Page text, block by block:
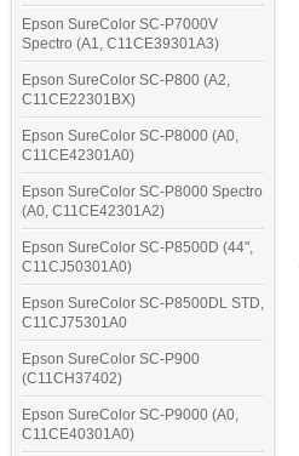
Epson SureColor SC-P7000V
Spectro (A1, C11CE39301A3)
Epson SureColor SC-P800 (A2,
C11CE22301BX)
Epson SureColor SC-P8000 (A0,
C11CE42301A0)
Epson SureColor SC-P8000 Spectro
(A0, C11CE42301A2)
Epson SureColor SC-P8500D (44",
C11CJ50301A0)
Epson SureColor SC-P8500DL STD,
C11CJ75301A0
Epson SureColor SC-P900
(C11CH37402)
Epson SureColor SC-P9000 (A0,
C11CE40301A0)